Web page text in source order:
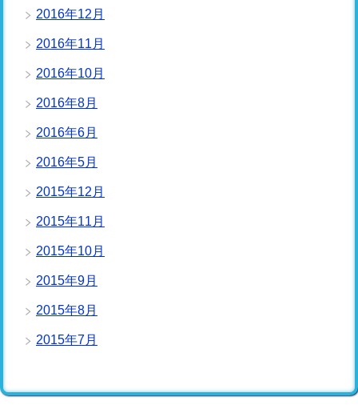
2016年12月
2016年11月
2016年10月
2016年8月
2016年6月
2016年5月
2015年12月
2015年11月
2015年10月
2015年9月
2015年8月
2015年7月